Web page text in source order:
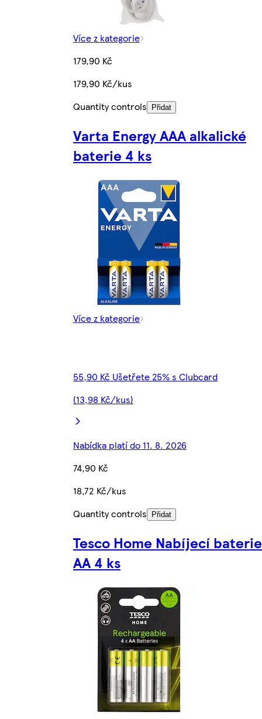
Více z kategorie
179,90 Kč
179,90 Kč/kus
Quantity controls
Přidat
Varta Energy AAA alkalické
baterie 4 ks
Více z kategorie
55,90 Kč Ušetřete 25% s Clubcard
(13,98 Kč/kus)
Nabídka platí do 11. 8. 2026
74,90 Kč
18,72 Kč/kus
Quantity controls
Přidat
Tesco Home Nabíjecí baterie
AA 4 ks